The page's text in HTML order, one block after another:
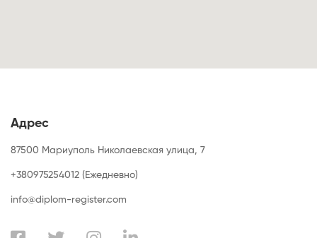
Адрес
87500 Мариуполь Николаевская улица, 7
+380975254012 (Ежедневно)
info@diplom-register.com